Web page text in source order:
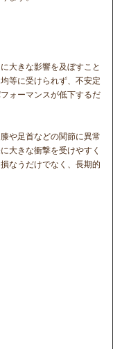
大きな影響を及ぼすこと
等に受けられず、不安定
ォーマンスが低下するだ
や足首などの関節に異常
大きな衝撃を受けやすく
なうだけでなく、長期的